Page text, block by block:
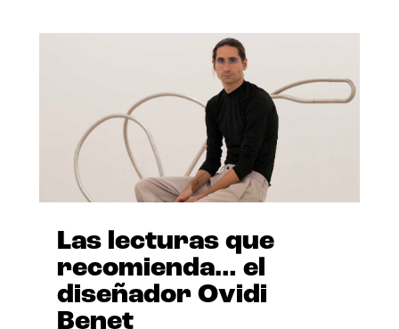
Las lecturas que
recomienda… el
diseñador Ovidi
Benet